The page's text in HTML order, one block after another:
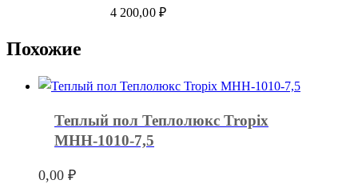
4 200,00 ₽
Похожие
Теплый пол Теплолюкс Tropix
МНН-1010-7,5
0,00₽